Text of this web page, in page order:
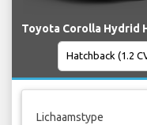
Toyota Corolla Hydrid
Lichaamstype